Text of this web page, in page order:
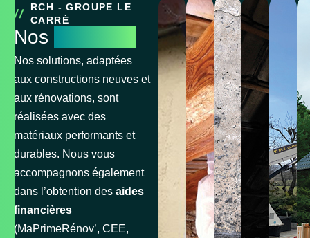
RCH - GROUPE LE
CARRÉ
Nos
Nos solutions, adaptées
aux constructions neuves et
aux rénovations, sont
réalisées avec des
matériaux performants et
durables. Nous vous
accompagnons également
dans l’obtention des aides
financières
(MaPrimeRénov’, CEE,
Isolation
de
la
maison
de
Murs
de
la &